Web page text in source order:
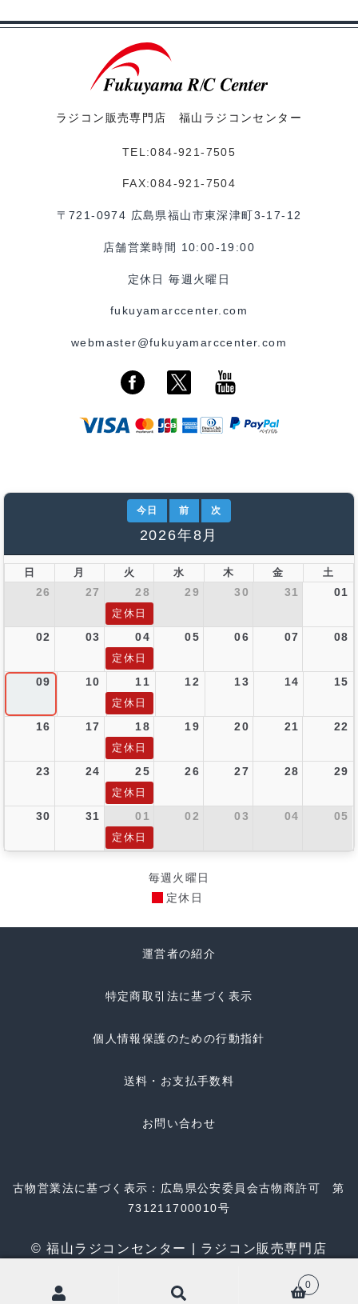
ラジコン販売専門店 福山ラジコンセンター
TEL:084-921-7505
FAX:084-921-7504
〒721-0974 広島県福山市東深津町3-17-12
店舗営業時間 10:00-19:00
定休日 毎週火曜日
fukuyamarccenter.com
webmaster@fukuyamarccenter.com
今日 前 次
2026年8月
日 月 火 水 木 金 土
26 27 28 29 30 31 01
定休日
02 03 04 05 06 07 08
定休日
09 10 11 12 13 14 15
定休日
16 17 18 19 20 21 22
定休日
23 24 25 26 27 28 29
定休日
30 31 01 02 03 04 05
定休日
毎週火曜日
定休日
運営者の紹介
特定商取引法に基づく表示
個人情報保護のための行動指針
送料・お支払手数料
お問い合わせ
古物営業法に基づく表示：広島県公安委員会古物商許可 第
731211700010号
© 福山ラジコンセンター | ラジコン販売専門店
0